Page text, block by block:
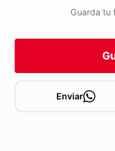
Guarda tu
Enviar